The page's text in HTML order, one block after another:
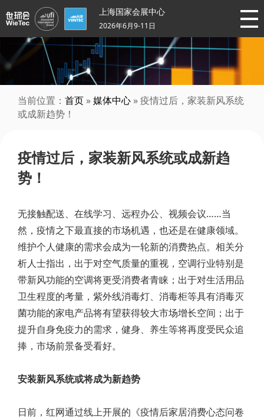
上海国家会展中心
2026年6月9-11日
当前位置： 首页 »媒体中心 » 疫情过后，家装新风系统
或成新趋势！
疫情过后，家装新风系统或成新趋
势！
无接触配送、在线学习、远程办公、视频会议……当
然，疫情之下最直接的市场机遇，也还是在健康领域。
维护个人健康的需求会成为一轮新的消费热点。相关分
析人士指出，出于对空气质量的重视，空调行业特别是
带新风功能的空调将更受消费者青睐；出于对生活用品
卫生程度的考量，紫外线消毒灯、消毒柜等具有消毒灭
菌功能的家电产品将有望获得较大市场增长空间；出于
提升自身免疫力的需求，健身、养生等将再度受民众追
捧，市场前景备受看好。
安装新风系统或将成为新趋势
日前，红网通过线上开展的《疫情后家居消费心态问卷